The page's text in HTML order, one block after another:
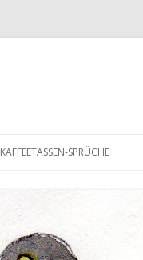
Inhalt
KAFFEETASSEN-SPRÜCHE